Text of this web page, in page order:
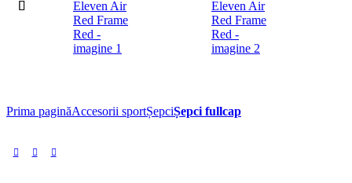
Prima paginăAccesorii sportȘepciȘepci fullcap